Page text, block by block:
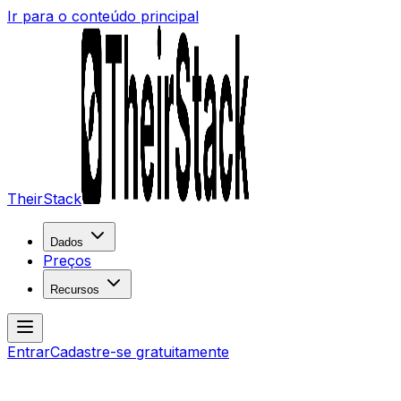
Ir para o conteúdo principal
TheirStack
Dados
Preços
Recursos
EntrarCadastre-se gratuitamente